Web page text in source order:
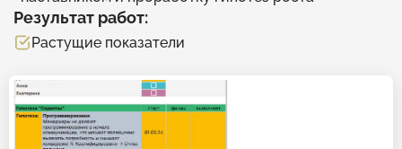
Результат работ:
Растущие показатели